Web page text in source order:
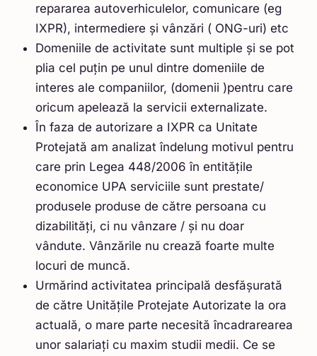
repararea autoverhiculelor, comunicare (eg
IXPR), intermediere și vânzări ( ONG-uri) etc
Domeniile de activitate sunt multiple și se pot
plia cel puțin pe unul dintre domeniile de
interes ale companiilor, (domenii )pentru care
oricum apelează la servicii externalizate.
În faza de autorizare a IXPR ca Unitate
Protejată am analizat îndelung motivul pentru
care prin Legea 448/2006 în entitățile
economice UPA serviciile sunt prestate/
produsele produse de către persoana cu
dizabilități, ci nu vânzare / și nu doar
vândute. Vânzările nu crează foarte multe
locuri de muncă.
Urmărind activitatea principală desfășurată
de către Unitățile Protejate Autorizate la ora
actuală, o mare parte necesită încadrarearea
unor salariați cu maxim studii medii. Ce se